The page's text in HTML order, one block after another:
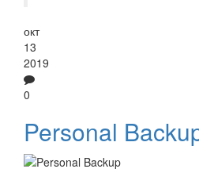
окт
13
2019
0
Personal